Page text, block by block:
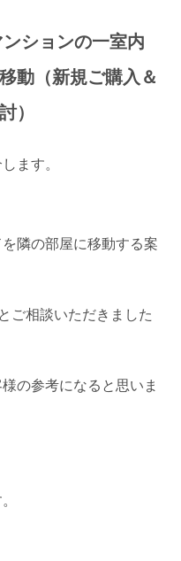
ションの一室内
動（新規ご購入＆
）
ます。
隣の部屋に移動する案
ご相談いただきました
の参考になると思いま